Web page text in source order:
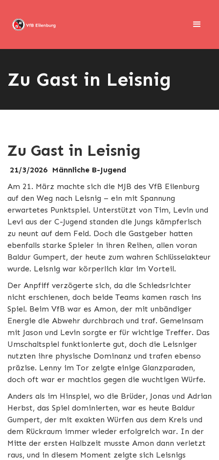
Zu Gast in Leisnig
Zu Gast in Leisnig
21/3/2026 Männliche B-Jugend
Am 21. März machte sich die MJB des VfB Eilenburg
auf den Weg nach Leisnig – ein mit Spannung
erwartetes Punktspiel. Unterstützt von Tim, Levin und
Levi aus der C-Jugend standen die Jungs kämpferisch
zu neunt auf dem Feld. Doch die Gastgeber hatten
ebenfalls starke Spieler in ihren Reihen, allen voran
Baldur Gumpert, der heute zum wahren Schlüsselakteur
wurde. Leisnig war körperlich klar im Vorteil.
Der Anpfiff verzögerte sich, da die Schiedsrichter
nicht erschienen, doch beide Teams kamen rasch ins
Spiel. Beim VfB war es Amon, der mit unbändiger
Energie die Abwehr durchbrach und traf. Gemeinsam
mit Jason und Levin sorgte er für wichtige Treffer. Das
Umschaltspiel funktionierte gut, doch die Leisniger
nutzten ihre physische Dominanz und trafen ebenso
präzise. Lenny im Tor zeigte einige Glanzparaden,
doch oft war er machtlos gegen die wuchtigen Würfe.
Anders als im Hinspiel, wo die Brüder, Jonas und Adrian
Herbst, das Spiel dominierten, war es heute Baldur
Gumpert, der mit exakten Würfen aus dem Kreis und
dem Rückraum immer wieder erfolgreich war. In der
Mitte der ersten Halbzeit musste Amon dann verletzt
raus, und in diesem Moment zeigte sich Leisnigs